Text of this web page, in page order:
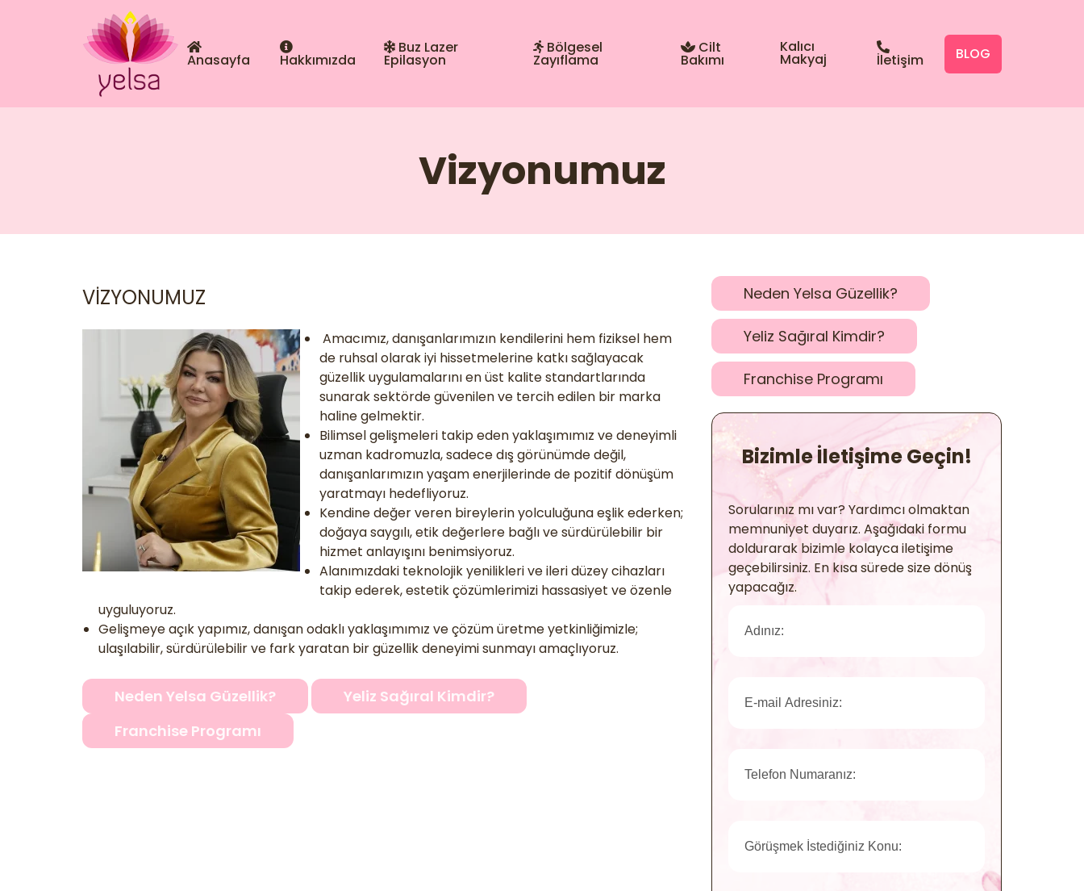
Anasayfa Hakkımızda
Buz Lazer
Epilasyon
Bölgesel
Zayıflama
Cilt
Bakımı
Kalıcı
Makyaj İletişim BLOG
Vizyonumuz
VİZYONUMUZ
Amacımız, danışanlarımızın kendilerini hem fiziksel hem
de ruhsal olarak iyi hissetmelerine katkı sağlayacak
güzellik uygulamalarını en üst kalite standartlarında
sunarak sektörde güvenilen ve tercih edilen bir marka
haline gelmektir.
Bilimsel gelişmeleri takip eden yaklaşımımız ve deneyimli
uzman kadromuzla, sadece dış görünümde değil,
danışanlarımızın yaşam enerjilerinde de pozitif dönüşüm
yaratmayı hedefliyoruz.
Kendine değer veren bireylerin yolculuğuna eşlik ederken;
doğaya saygılı, etik değerlere bağlı ve sürdürülebilir bir
hizmet anlayışını benimsiyoruz.
Alanımızdaki teknolojik yenilikleri ve ileri düzey cihazları
takip ederek, estetik çözümlerimizi hassasiyet ve özenle
uyguluyoruz.
Gelişmeye açık yapımız, danışan odaklı yaklaşımımız ve çözüm üretme yetkinliğimizle;
ulaşılabilir, sürdürülebilir ve fark yaratan bir güzellik deneyimi sunmayı amaçlıyoruz.
Neden Yelsa Güzellik?
Yeliz Sağıral Kimdir?
Franchise Programı
Neden Yelsa Güzellik?
Yeliz Sağıral Kimdir?
Franchise Programı
Bizimle İletişime Geçin!
Sorularınız mı var? Yardımcı olmaktan
memnuniyet duyarız. Aşağıdaki formu
doldurarak bizimle kolayca iletişime
geçebilirsiniz. En kısa sürede size dönüş
yapacağız.